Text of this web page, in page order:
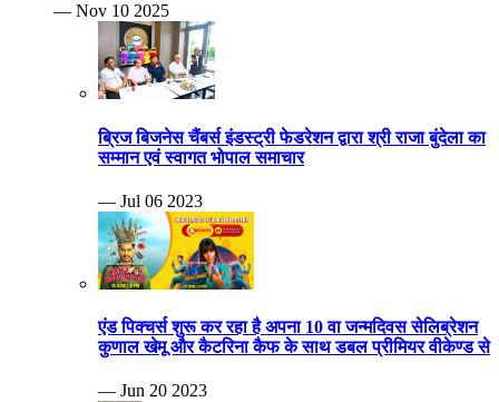
— Nov 10 2025
ब्रिज बिजनेस चैंबर्स इंडस्ट्री फेडरेशन द्वारा श्री राजा बुंदेला का
सम्मान एवं स्वागत भोपाल समाचार
— Jul 06 2023
एंड पिक्चर्स शुरू कर रहा है अपना 10 वा जन्मदिवस सेलिब्रेशन
कुणाल खेमू और कैटरिना कैफ के साथ डबल प्रीमियर वीकेण्ड से
— Jun 20 2023